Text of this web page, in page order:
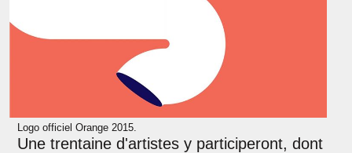
Logo officiel Orange 2015.
Une trentaine d'artistes y participeront, dont